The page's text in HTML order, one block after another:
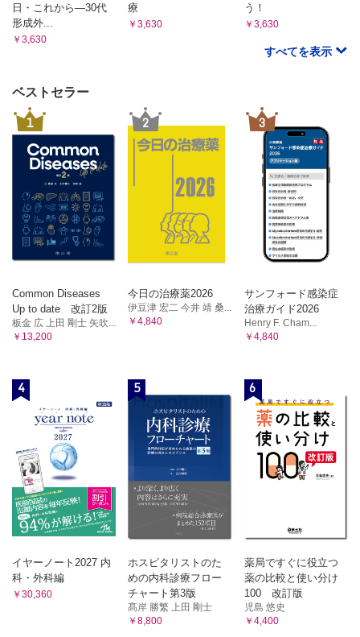
日・これから―30代
形成外...
￥3,630
療
￥3,630
う！
￥3,630
すべてを表示
ベストセラー
1
Common Diseases
Up to date 改訂2版
板金 広 上田 剛士 矢吹...
￥13,200
2
今日の治療薬2026
伊豆津 宏二 今井 靖 桑...
￥4,840
3
サンフォード感染症
治療ガイド2026
Henry F. Cham...
￥4,840
4
イヤーノート2027 内
科・外科編
￥30,360
5
ホスピタリストのた
めの内科診療フロー
チャート第3版
髙岸 勝繁 上田 剛士
￥8,800
6
薬局ですぐに役立つ
薬の比較と使い分け
100 改訂版
児島 悠史
￥4,400